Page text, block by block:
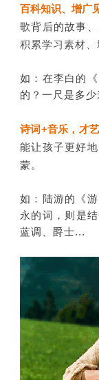
百科知识、增广
歌背后的故事
积累学习素材、
如：在李白的
的？一尺是多少
诗词+音乐，才
能让孩子更好
蒙。
如：陆游的《
永的词，则是
蓝调、爵士...